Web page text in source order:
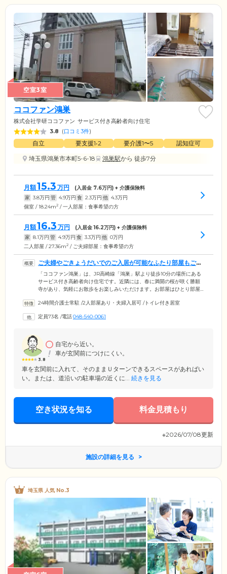
空室3室
ココファン鴻巣
株式会社学研ココファン サービス付き高齢者向け住宅
3.8 (口コミ3件)
自立 要支援1•2 要介護1〜5
認知症可
埼玉県鴻巣市本町5-6-18
鴻巣駅から 徒歩7分
月額15.3 万円 (入居金 7.6万円) + 介護保険料
家 3.8万円 管 4.9万円 食 2.3万円 他 4.3万円
個室 / 18.24m2 / 一人部屋：食事希望の方
月額16.3 万円 (入居金16.2万円) + 介護保険料
家 8.1万円 管 4.9万円 食 3.3万円 他 0万円
二人部屋 / 27.36m2 / ご夫婦部屋：食事希望の方
ご夫婦やごきょうだいでのご入居が可能なふたり部屋もござ
います
「ココファン鴻巣」は、JR高崎線「鴻巣」駅より徒歩10分の場所にある
サービス付き高齢者向け住宅です。近隣には、春に満開の桜が咲く勝願
寺があり、気軽にお散歩をお楽しみいただけます。お部屋はひとり部屋
意。各居室にはトイレを備え付けており、ご自分のペースでご使用いた
おり、充実した介護サービスのご提供が可能です。ご入居者様の身体状
24時間介護士常駐 /2人部屋あり・夫婦入居可 /トイレ付き居室
定員73名 /電話048-540-0061
3.8
自宅から近い。
車が玄関前につけにくい。
車を玄関前に入れて、そのままＵターンできるスペースがあればい
い。または、道沿いの駐車場の近くに... 続きを見る
空き状況を知る 料金見積もり
※2026/07/08更新
施設の詳細を見る
埼玉県 人気 No.3